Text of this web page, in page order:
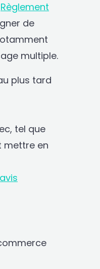
Règlement
de
multiple.
plus tard
tel que
mettre en